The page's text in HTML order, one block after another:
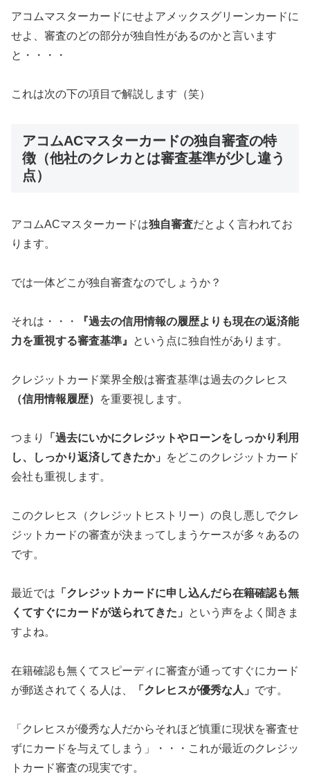
アコムマスターカードにせよアメックスグリーンカードに
せよ、審査のどの部分が独自性があるのかと言います
と・・・・
これは次の下の項目で解説します（笑）
アコムACマスターカードの独自審査の特
徴（他社のクレカとは審査基準が少し違う
点）
アコムACマスターカードは独自審査だとよく言われてお
ります。
では一体どこが独自審査なのでしょうか？
それは・・・
『過去の信用情報の履歴よりも現在の返済能
力を重視する審査基準』
という点に独自性があります。
クレジットカード業界全般は審査基準は過去のクレヒス
（信用情報履歴）
を重要視します。
つまり
「過去にいかにクレジットやローンをしっかり利用
し、しっかり返済してきたか」
をどこのクレジットカード
会社も重視します。
このクレヒス（クレジットヒストリー）の良し悪しでクレ
ジットカードの審査が決まってしまうケースが多々あるの
です。
最近では 「クレジットカードに申し込んだら在籍確認も無
くてすぐにカードが送られてきた」
という声をよく聞きま
すよね。
在籍確認も無くてスピーディに審査が通ってすぐにカード
が郵送されてくる人は、
「クレヒスが優秀な人」 です。
「クレヒスが優秀な人だからそれほど慎重に現状を審査せ
ずにカードを与えてしまう」・・・これが最近のクレジッ
トカード審査の現実です。